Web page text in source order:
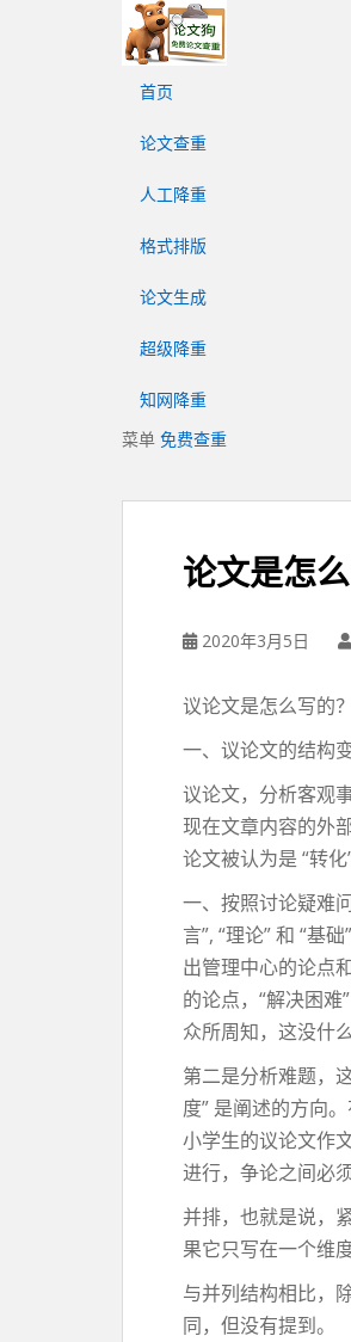
首页
论文查重
人工降重
格式排版
论文生成
超级降重
知网降重
菜单 免费查重
论文是怎
2020年3月5日
议论文是怎么写的？
一、议论文的结构
议论文，分析客观
现在文章内容的外
论文被认为是 “转化
一、按照讨论疑难
言”, “理论” 和 “基
出管理中心的论点
的论点，“解决困难
众所周知，这没什
第二是分析难题，
度” 是阐述的方向
小学生的议论文作
进行，争论之间必
并排，也就是说，
果它只写在一个维
与并列结构相比，
同，但没有提到。